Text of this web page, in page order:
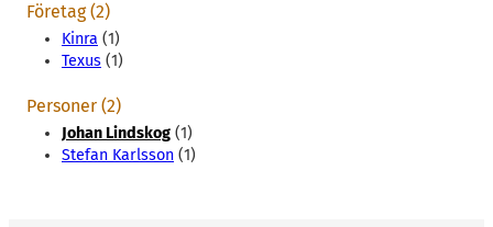
Företag (2)
Kinra (1)
Texus (1)
Personer (2)
Johan Lindskog (1)
Stefan Karlsson (1)